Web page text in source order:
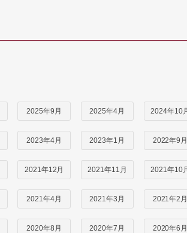
2025年9月 2025年4月 2024年10
2023年4月 2023年1月 2022年9月
2021年12月 2021年11月 2021年10
2021年4月 2021年3月 2021年2月
2020年8月 2020年7月 2020年6月